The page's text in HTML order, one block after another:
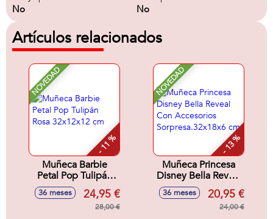
No No
Artículos relacionados
NOVEDAD
- 11 %
Muñeca Barbie
Petal Pop Tulipán
Rosa 32x12x12 cm
36 meses 24,95 €
28,00 €
NOVEDAD
- 13 %
Muñeca Princesa
Disney Bella Reveal
Con Accesorios
Sorpresa.32x18x6
36 meses 20,95 €
24,00 €